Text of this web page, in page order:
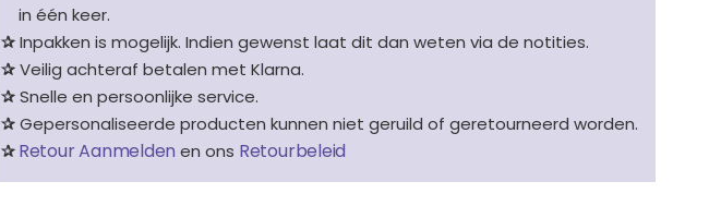
in één keer.
✰Inpakken is mogelijk. Indien gewenst laat dit dan weten via de notities.
✰Veilig achteraf betalen met Klarna.
✰Snelle en persoonlijke service.
✰Gepersonaliseerde producten kunnen niet geruild of geretourneerd worden.
✰Retour Aanmelden en ons Retourbeleid